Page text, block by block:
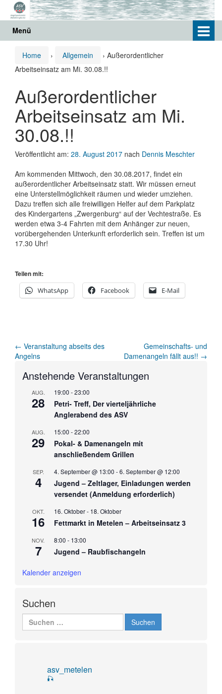
Springe
zum
Hauptmenü
Menü
Home › Allgemein › Außerordentlicher
Arbeitseinsatz am Mi. 30.08.!!
Außerordentlicher
Arbeitseinsatz am Mi.
30.08.!!
Veröffentlicht am: 28. August 2017 nach Dennis Meschter
Am kommenden Mittwoch, den 30.08.2017, findet ein
außerordentlicher Arbeitseinsatz statt. Wir müssen erneut
eine Unterstellmöglichkeit räumen und wieder umziehen.
Dazu treffen sich alle freiwilligen Helfer auf dem Parkplatz
des Kindergartens „Zwergenburg“ auf der Vechtestraße. Es
werden etwa 3-4 Fahrten mit dem Anhänger zur neuen,
vorübergehenden Unterkunft erforderlich sein. Treffen ist um
17.30 Uhr!
Teilen mit:
WhatsApp
Facebook E-Mail
Artikel-
Navigation
← Veranstaltung abseits des
Angelns
Gemeinschafts- und
Damenangeln fällt aus!! →
Anstehende Veranstaltungen
AUG.
28
19:00 -23:00
Petri- Treff, Der vierteljährliche
Anglerabend des ASV
AUG.
29
15:00 -22:00
Pokal- & Damenangeln mit
anschließendem Grillen
SEP.
4
4. September @ 13:00 -6. September @ 12:00
Jugend – Zeltlager, Einladungen werden
versendet (Anmeldung erforderlich)
OKT.
16
16. Oktober- 18. Oktober
Fettmarkt in Metelen – Arbeitseinsatz 3
NOV.
7
8:00 - 13:00
Jugend – Raubfischangeln
Kalender anzeigen
Suchen
nach:
asv_metelen
🎣